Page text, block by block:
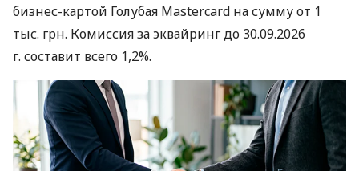
бизнес-картой Голубая Mastercard на сумму от 1
тыс. грн. Комиссия за эквайринг до 30.09.2026
г. составит всего 1,2%.